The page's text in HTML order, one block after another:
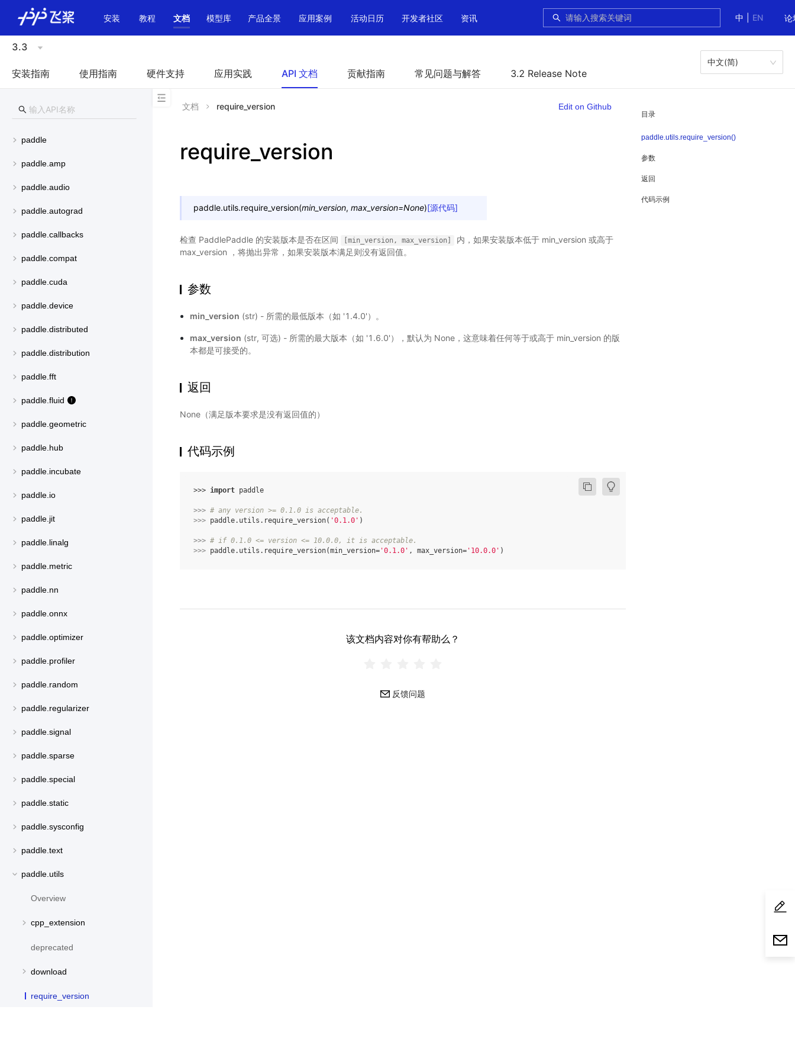
中
EN 论
安装 教程 文档 模型库 产品全景 应用案例 活动日历 开发者社区 资讯
3.3
安装指南 使用指南 硬件支持 应用实践 API 文档 贡献指南 常见问题与解答 3.2 Release Note
中文(简)
paddle
paddle.amp
paddle.audio
paddle.autograd
paddle.callbacks
paddle.compat
paddle.cuda
paddle.device
paddle.distributed
paddle.distribution
paddle.fft
paddle.fluid
paddle.geometric
paddle.hub
paddle.incubate
paddle.io
paddle.jit
paddle.linalg
paddle.metric
paddle.nn
paddle.onnx
paddle.optimizer
paddle.profiler
paddle.random
paddle.regularizer
paddle.signal
paddle.sparse
paddle.special
paddle.static
paddle.sysconfig
paddle.text
paddle.utils
Overview
cpp_extension
deprecated
download
require_version
目录
paddle.utils.require_version()
参数
返回
代码示例
文档 require_version Edit on Github
require_version
paddle.utils.require_version(min_version, max_version=None)[源代码]
检查 PaddlePaddle 的安装版本是否在区间 [min_version, max_version]
内，如果安装版本低于 min_version 或高于
max_version ，将抛出异常，如果安装版本满足则没有返回值。
参数
min_version (str) - 所需的最低版本（如 '1.4.0'）。
max_version (str, 可选) - 所需的最大版本（如 '1.6.0'），默认为 None，这意味着任何等于或高于 min_version 的版
本都是可接受的。
返回
None（满足版本要求是没有返回值的）
代码示例
>>> import paddle
>>> # any version >= 0.1.0 is acceptable.
>>> paddle. utils . require_version( '0.1.0' )
>>> # if 0.1.0 <= version <= 10.0.0, it is acceptable.
>>> paddle. utils . require_version(min_version= '0.1.0' , max_version= '10.0.0' )
该文档内容对你有帮助么？
反馈问题